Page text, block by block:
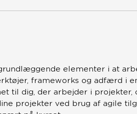
elementer i at
frameworks og adfærd i
til dig, der arbejder i projekter,
projekter ved brug af agile